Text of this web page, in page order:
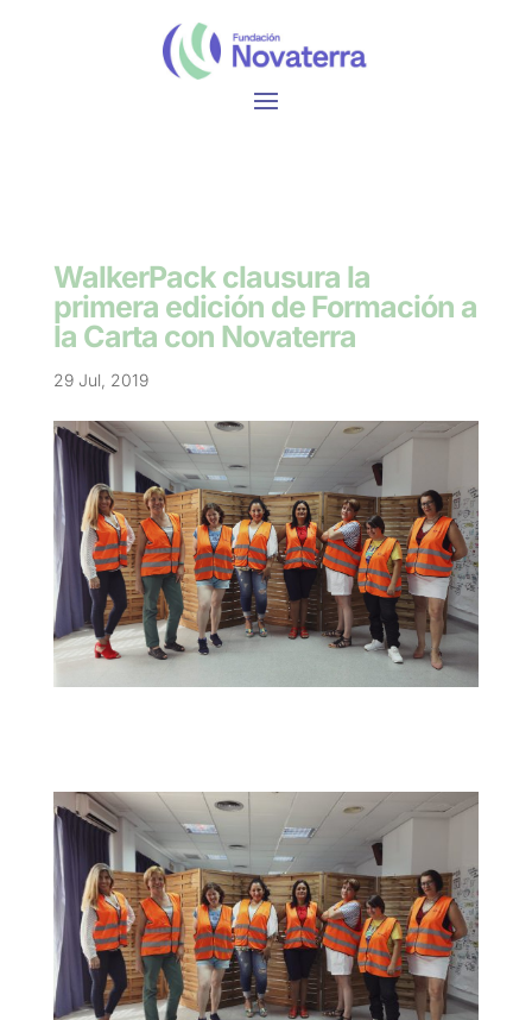
WalkerPack clausura la
primera edición de Formación a
la Carta con Novaterra
29 Jul, 2019